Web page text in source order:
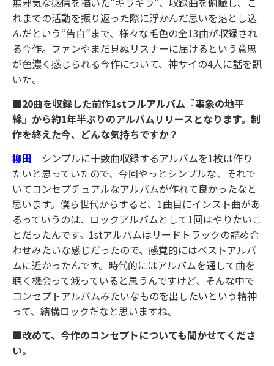
れまでの活動を振り返った際に浮かんだ思いを落とし込
んだという“告白”まで、様々な毛色の全13曲が収録され
る今作。ファンやまだ見ぬリスナーに届けるという意思
が色濃く感じられる今作について、神サイの4人に話を訊
いた。
■20曲を収録した前作1stフルアルバム『事象の地平
線』から約1年半ぶりのアルバムリリースとなります。制
作を終えた今、どんな気持ちですか？
柳田 シンプルに十数曲収録するアルバムを1枚は作り
たいと思っていたので、今回やっとシンプルな、それで
いてコンセプチュアルなアルバムが作れて良かったなと
思います。僕ら世代からすると、1曲目にインスト曲があ
るっていうのは、ロックアルバムとして1回はやりたいこ
とだったんです。1stアルバムはリードトラックの詰め合
わせみたいな感じだったので、感覚的にはベストアルバ
ムに近かったんです。時代的にはアルバムを通して曲を
聴く機会って減っていると思うんですけど、そんな中で
コンセプトアルバムみたいなものを出したいという精神
って、結構ロックだなと思いますね。
■改めて、今作のコンセプトについても聞かせてくださ
い。